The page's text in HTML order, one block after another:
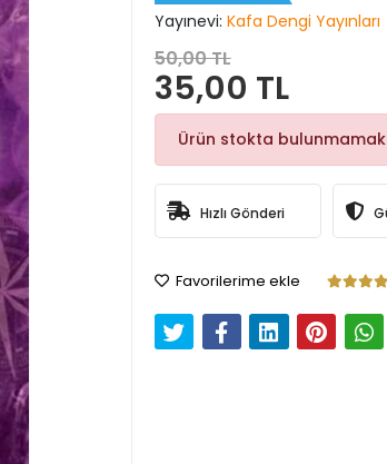
Yayınevi: Kafa Dengi Yayınları
50,00 TL
35,00 TL
Ürün stokta
Hızlı Gönderi
Favorilerime ekle